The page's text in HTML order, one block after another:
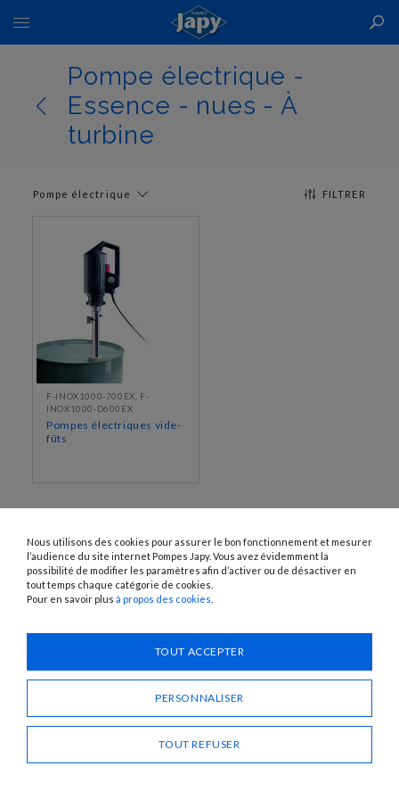
Basculer
la
navigationPompe électrique -
Essence - nues - À
turbine
FILTRER
Pompe électrique
F-INOX1000-700EX, F-
INOX1000-D600EX
Pompes électriques vide-
fûts
1120 Avenue OEHMICHEN - CS80015 - FR-25460 ÉTUPES
info@pompes-japy.com
FacebookVimeo
Nous utilisons des cookies pour assurer le bon fonctionnement et mesurer
l’audience du site internet Pompes Japy. Vous avez évidemment la
possibilité de modifier les paramètres afin d’activer ou de désactiver en
tout temps chaque catégorie de cookies.
Pour en savoir plus à propos des cookies
TOUT ACCEPTER
PERSONNALISER
TOUT REFUSER